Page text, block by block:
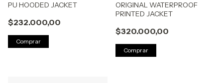
PU HOODED JACKET
$232.000,00
Comprar
ORIGINAL WATERPROOF
PRINTED JACKET
$320.000,00
Comprar